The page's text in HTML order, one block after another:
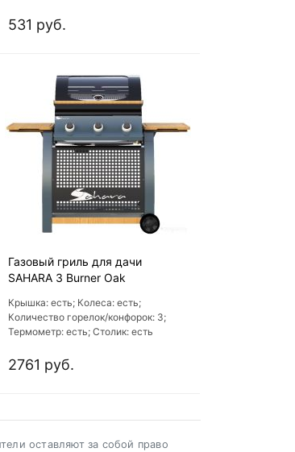
531 руб.
Газовый гриль для дачи
SAHARA 3 Burner Oak
Крышка: есть; Колеса: есть;
Количество горелок/конфорок: 3;
Термометр: есть; Столик: есть
2761 руб.
оставляют за собой право